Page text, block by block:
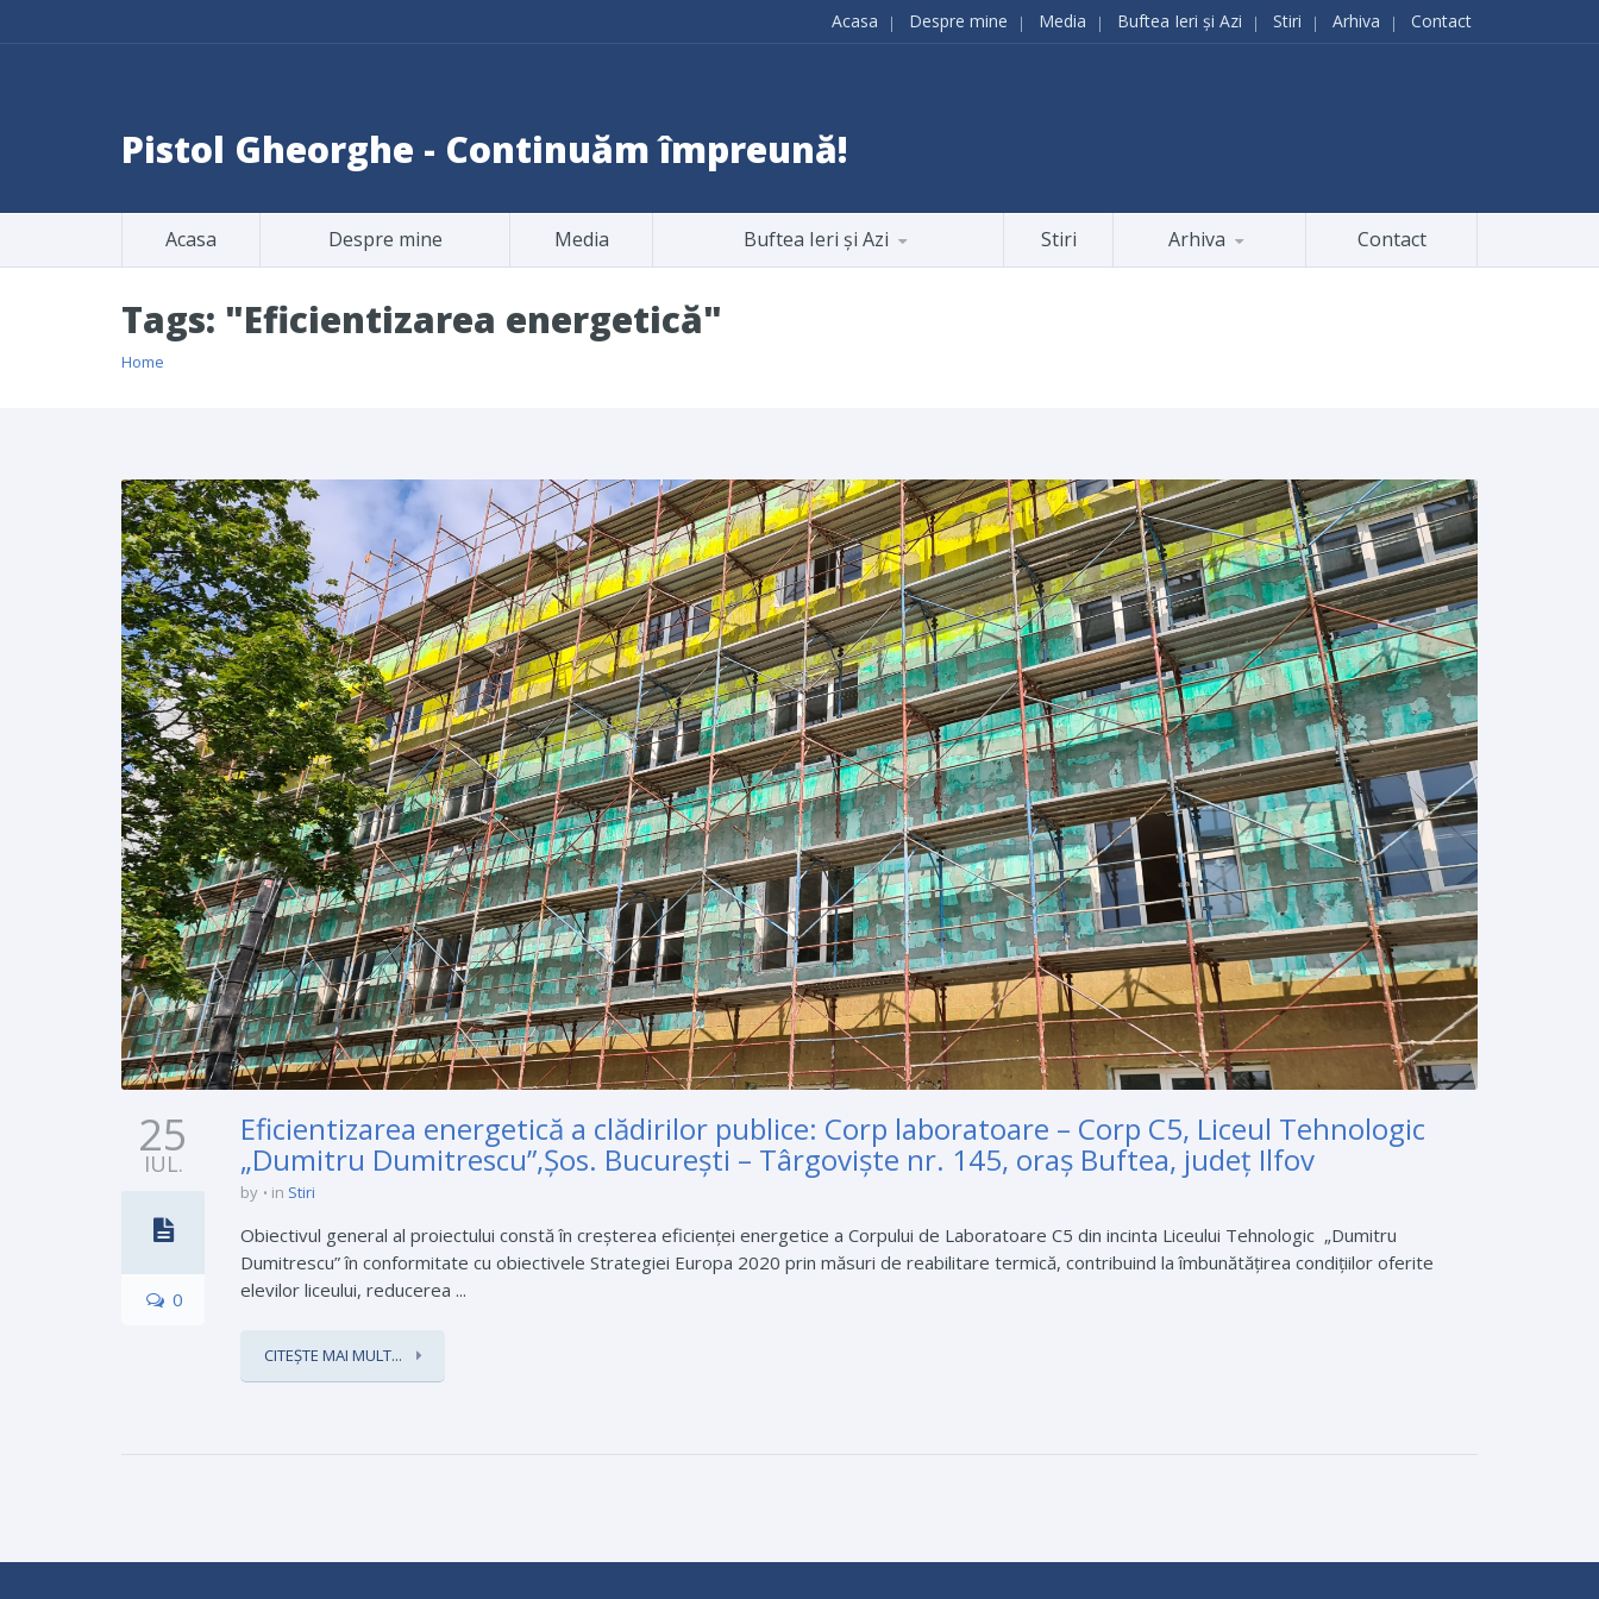
Acasa Despre mine Media Buftea Ieri și Azi Stiri Arhiva Contact
Pistol Gheorghe - Continuăm împreună!
Acasa Despre mine Media Buftea Ieri și Azi Stiri Arhiva Contact
Tags: "Eficientizarea energetică"
Home
25
IUL.
0
Eficientizarea energetică a clădirilor publice: Corp laboratoare – Corp C5, Liceul Tehnologic
„Dumitru Dumitrescu”,Șos. București – Târgoviște nr. 145, oraș Buftea, județ Ilfov
by in Stiri
Obiectivul general al proiectului constă în creșterea eficienței energetice a Corpului de Laboratoare C5 din incinta Liceului Tehnologic „Dumitru
Dumitrescu” în conformitate cu obiectivele Strategiei Europa 2020 prin măsuri de reabilitare termică, contribuind la îmbunătățirea condițiilor oferite
elevilor liceului, reducerea ...
CITEȘTE MAI MULT...